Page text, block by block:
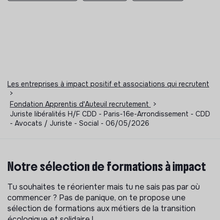
Les entreprises à impact positif et associations qui recrutent
>
Fondation Apprentis d'Auteuil recrutement
>
Juriste libéralités H/F CDD - Paris-16e-Arrondissement - CDD
- Avocats / Juriste - Social - 06/05/2026
Notre sélection de formations à impact
Tu souhaites te réorienter mais tu ne sais pas par où
commencer ? Pas de panique, on te propose une
sélection de formations aux métiers de la transition